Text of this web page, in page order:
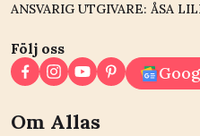
ANSVARIG UTGIVARE: ÅSA
Följ oss
Om Allas